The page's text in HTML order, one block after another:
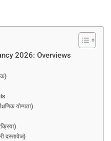
2026: Overviews
योग्यता)
दस्तावेज)